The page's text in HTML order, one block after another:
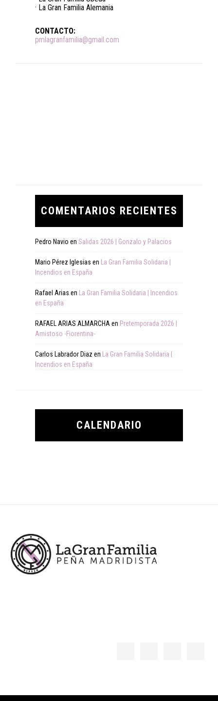
· La Gran Familia Alemania
CONTACTO:
pmlagranfamilia@gmail.com
COMENTARIOS RECIENTES
Pedro Navio en Salidas 2026 | Gonzalo y Palacios
Mario Pérez Iglesias en La Gran Familia Solidaria |
Incendios en España
Rafael Arias en La Gran Familia Solidaria | Incendios
en España
RAFAEL ARIAS ALMARCHAen Pretemporada 2026 |
Amistoso -Fiorentina-
Carlos Labrador Diaz en La Gran Familia Solidaria |
Incendios en España
CALENDARIO